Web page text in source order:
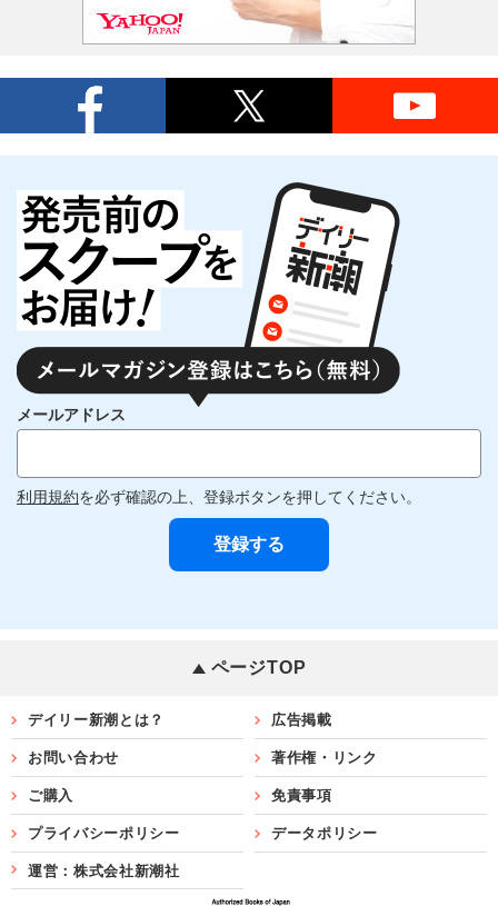
メールアドレス
利用規約を必ず確認の上、登録ボタンを押してください。
ページTOP
デイリー新潮とは？ 広告掲載
お問い合わせ 著作権・リンク
ご購入 免責事項
プライバシーポリシー データポリシー
運営：株式会社新潮社